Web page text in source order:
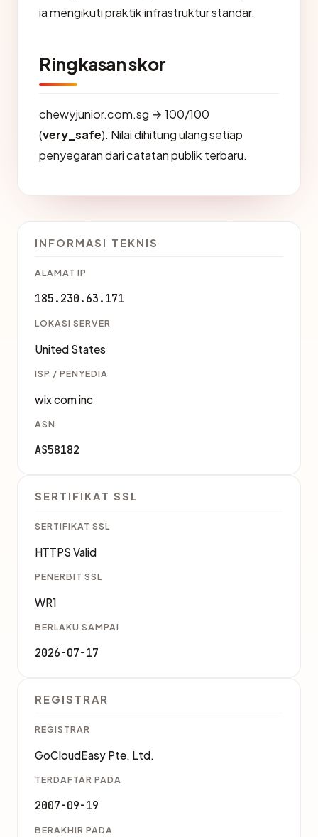
ia mengikuti praktik infrastruktur standar.
Ringkasan skor
chewyjunior.com.sg → 100/100
(very_safe). Nilai dihitung ulang setiap
penyegaran dari catatan publik terbaru.
INFORMASI TEKNIS
ALAMAT IP
185.230.63.171
LOKASI SERVER
United States
ISP / PENYEDIA
wix com inc
ASN
AS58182
SERTIFIKAT SSL
SERTIFIKAT SSL
HTTPS Valid
PENERBIT SSL
WR1
BERLAKU SAMPAI
2026-07-17
REGISTRAR
REGISTRAR
GoCloudEasy Pte. Ltd.
TERDAFTAR PADA
2007-09-19
BERAKHIR PADA